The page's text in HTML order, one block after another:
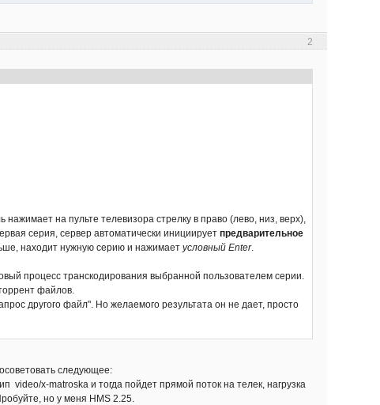
2
на пульте телевизора стрелку в право (лево, низ, верх),
серия, сервер автоматически инициируетпредварительное
находит нужную серию и нажимаетусловный Enter.
процесс транскодирования выбранной пользователем серии.
файлов.
другого файл". Но желаемого результата он не дает, просто
следующее:
video/x-matroska и тогда пойдет прямой поток на телек, нагрузка
но у меня HMS 2.25.